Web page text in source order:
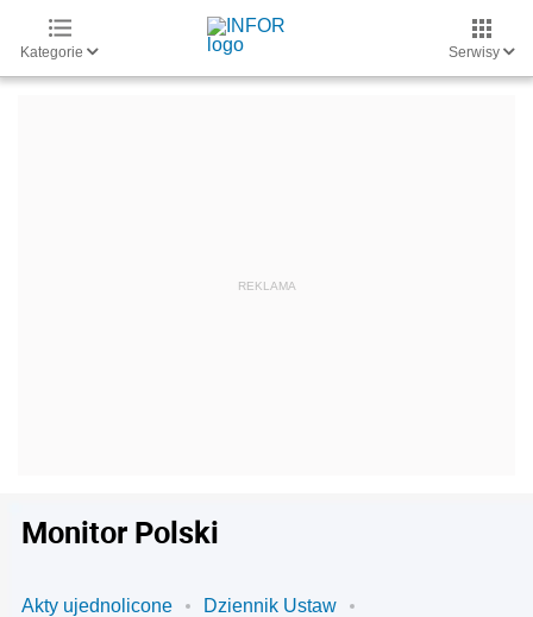
Kategorie Serwisy
Monitor Polski
Akty ujednolicone
Dziennik Ustaw